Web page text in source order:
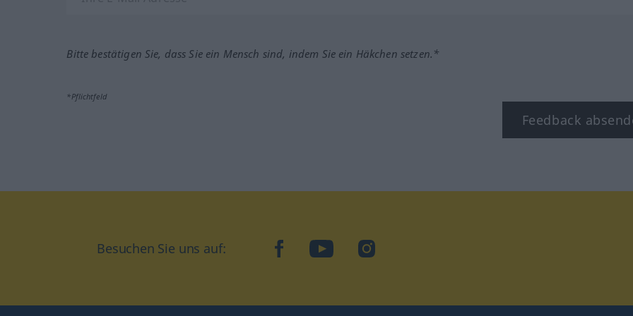
Bitte bestätigen Sie, dass Sie ein Mensch sind, indem Sie ein Häkchen setzen.*
*Pflichtfeld
Feedback
Besuchen Sie uns auf: facebookYouTubeInstagram